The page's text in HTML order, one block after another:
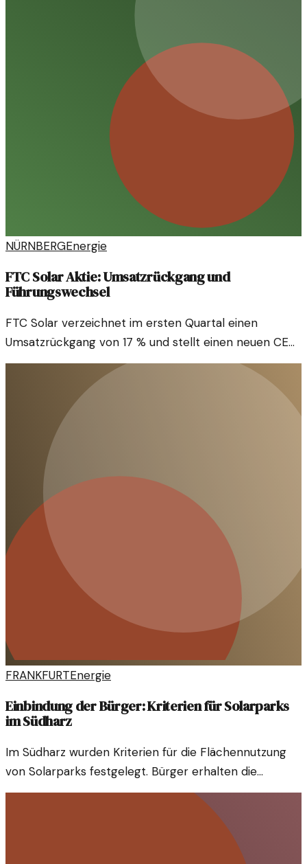
NÜRNBERGEnergie
FTC Solar Aktie: Umsatzrückgang und
Führungswechsel
FTC Solar verzeichnet im ersten Quartal einen
Umsatzrückgang von 17 % und stellt einen neuen CEO
ein. Wir analysieren die Situation und die möglichen
Auswirkungen auf das Unternehmen.
FRANKFURTEnergie
Einbindung der Bürger: Kriterien für Solarparks
im Südharz
Im Südharz wurden Kriterien für die Flächennutzung
von Solarparks festgelegt. Bürger erhalten die
Möglichkeit, sich aktiv an den Planungsprozessen zu